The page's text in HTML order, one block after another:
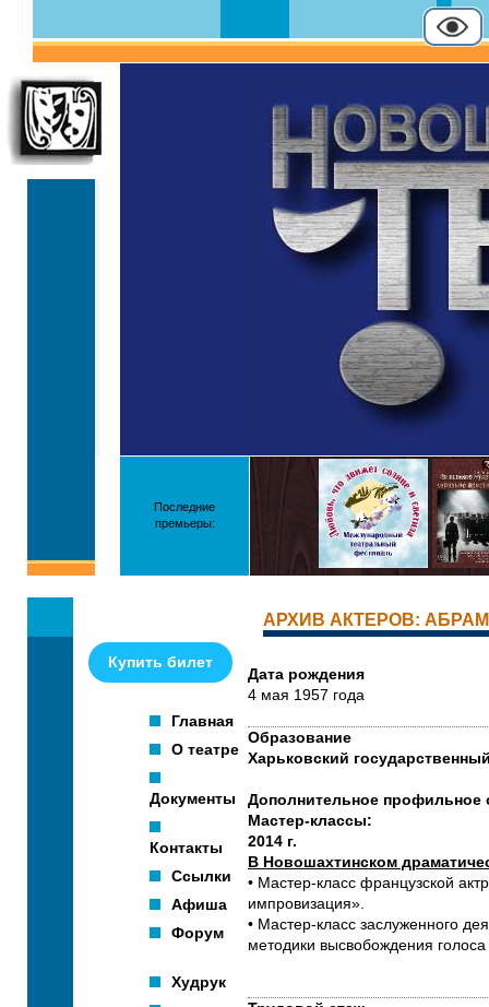
Последние
премьеры:
АРХИВ АКТЕРОВ:
Купить билет
Главная
О театре
Документы
Контакты
Ссылки
Афиша
Форум
Худрук
Дата рождения
4 мая 1957 года
Образование
Харьковский
Дополнительное профильное
Мастер-классы:
2014 г.
В Новошахтинском
• Мастер-класс французской
импровизация».
• Мастер-класс заслуженного
методики высвобождения